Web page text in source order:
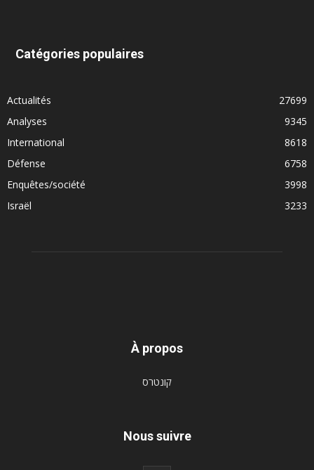
Catégories populaires
Actualités
27699
Analyses
9345
International
8618
Défense
6758
Enquêtes/société
3998
Israël
3233
À propos
קונטרס
Nous suivre